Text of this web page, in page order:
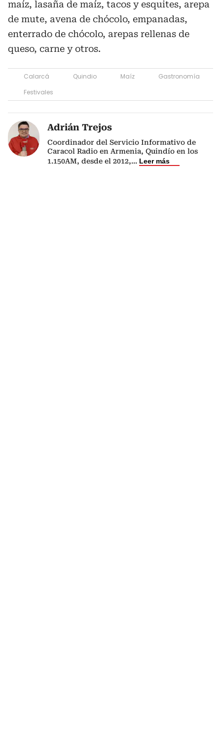
maíz, lasaña de maíz, tacos y esquites, arepa
de mute, avena de chócolo, empanadas,
enterrado de chócolo, arepas rellenas de
queso, carne y otros.
Calarcá Quindio Maíz
Gastronomía
Festivales
Adrián Trejos
Coordinador del Servicio Informativo de
Caracol Radio en Armenia, Quindío en los
1.150AM, desde el 2012,... Leer más